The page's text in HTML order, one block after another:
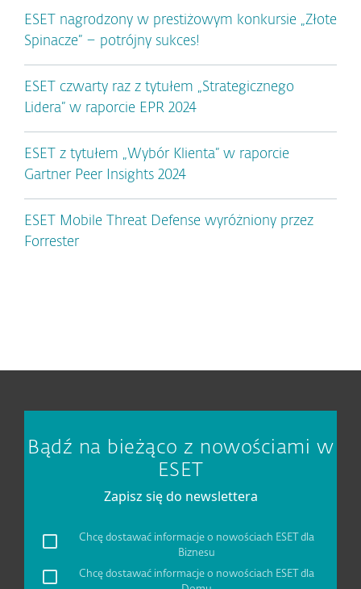
ESET nagrodzony w prestiżowym konkursie „Złote
Spinacze” – potrójny sukces!
ESET czwarty raz z tytułem „Strategicznego
Lidera” w raporcie EPR 2024
ESET z tytułem „Wybór Klienta” w raporcie
Gartner Peer Insights 2024
ESET Mobile Threat Defense wyróżniony przez
Forrester